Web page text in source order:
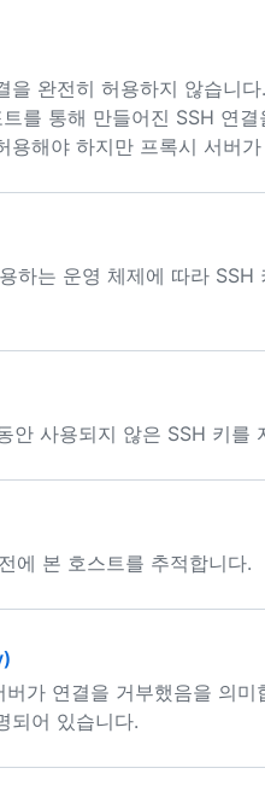
을 완전히 허용하지 않습니다.
를 통해 만들어진 SSH 연
용해야 하지만 프록시 서버
하는 운영 체제에 따라
안 사용되지 않은 SSH 키를
에 본 호스트를 추적합니다.
버가 연결을 거부했음을 의
되어 있습니다.